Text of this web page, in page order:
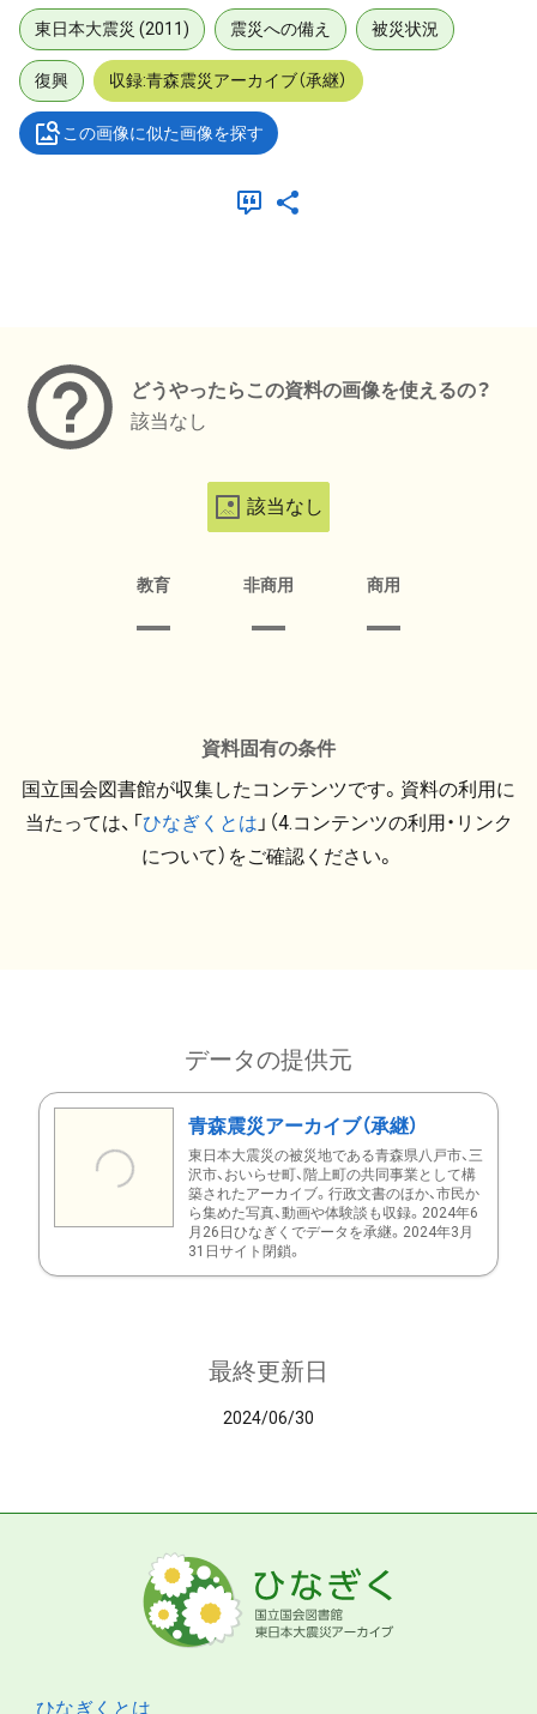
東日本大震災 (2011) 震災への備え 被災状況
復興 収録:青森震災アーカイブ（承継）
この画像に似た画像を探す
どうやったらこの資料の画像を使えるの？
該当なし
該当なし
教育 非商用 商用
資料固有の条件
国立国会図書館が収集したコンテンツです。資料の利用に
当たっては、「ひなぎくとは 」（4.コンテンツの利用・リンク
について）をご確認ください。
データの提供元
青森震災アーカイブ（承継）
東日本大震災の被災地である青森県八戸市、三
沢市、おいらせ町、階上町の共同事業として構
築されたアーカイブ。行政文書のほか、市民か
ら集めた写真、動画や体験談も収録。2024年6
月26日ひなぎくでデータを承継。2024年3月
31日サイト閉鎖。
最終更新日
2024/06/30
ひなぎくとは